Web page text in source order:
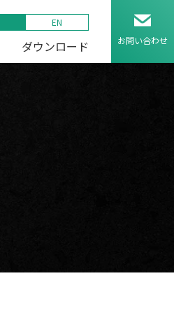
EN
ダウンロード お問い合わせ